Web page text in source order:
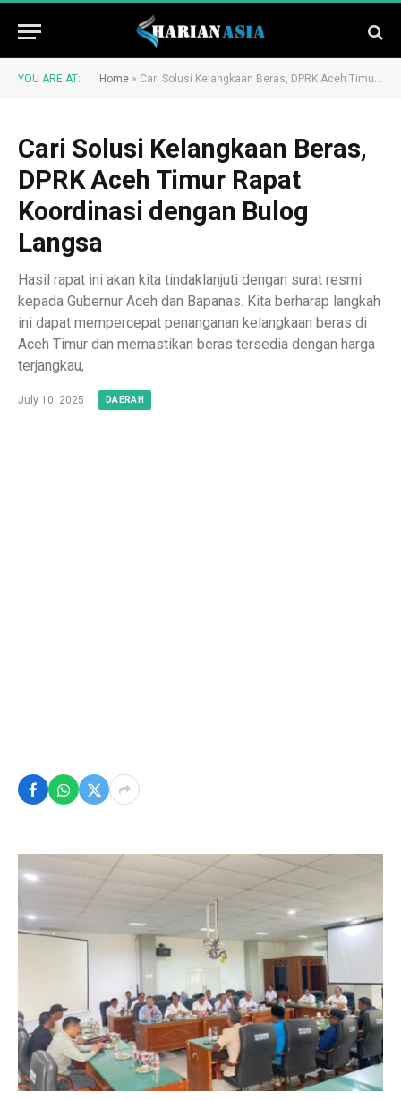
YOU ARE AT: Home » Cari Solusi Kelangkaan Beras, DPRK Aceh Timur Rapat Koordinasi dengan Bulog Langsa
Cari Solusi Kelangkaan Beras,
DPRK Aceh Timur Rapat
Koordinasi dengan Bulog
Langsa
Hasil rapat ini akan kita tindaklanjuti dengan surat resmi
kepada Gubernur Aceh dan Bapanas. Kita berharap langkah
ini dapat mempercepat penanganan kelangkaan beras di
Aceh Timur dan memastikan beras tersedia dengan harga
terjangkau,
July 10, 2025 DAERAH